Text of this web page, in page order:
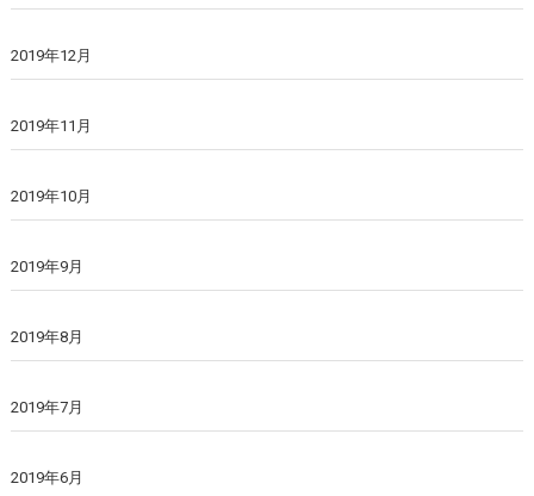
2019年12月
2019年11月
2019年10月
2019年9月
2019年8月
2019年7月
2019年6月